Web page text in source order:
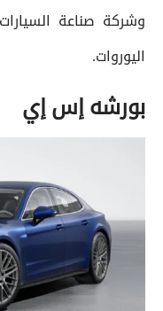
وشركة صناعة
اليوروات.
بورشه إس إي